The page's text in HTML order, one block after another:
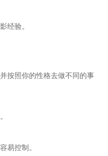
经验。
按照你的性格去做不同的事
易控制。